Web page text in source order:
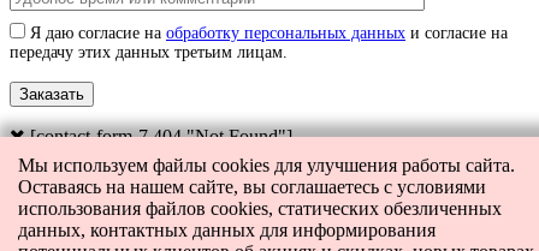
Я даю согласие на обработку персональных данных и согласие на
передачу этих данных третьим лицам.
[contact-form-7 404 "Not Found"]
Главная Каталог
Поиск
Корзина0
Контакты
Мы используем файлы cookies для улучшения работы сайта.
Оставаясь на нашем сайте, вы соглашаетесь с условиями
использования файлов cookies, статических обезличенных
данных, контактных данных для информирования